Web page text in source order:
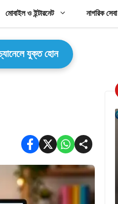
মোবাইল ও ইন্টারনেট নাগরিক সেবা
যুক্ত হোন